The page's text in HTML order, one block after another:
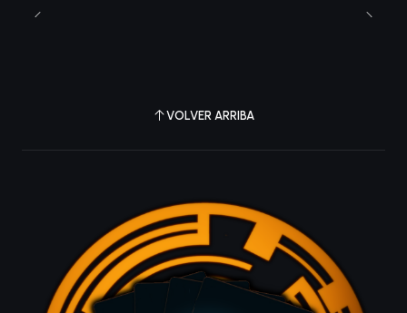
VOLVER ARRIBA